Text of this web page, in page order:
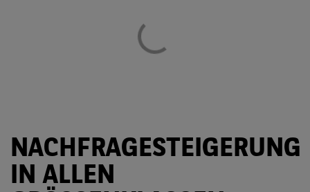
NACHFRAGESTEIGERUNG
IN ALLEN